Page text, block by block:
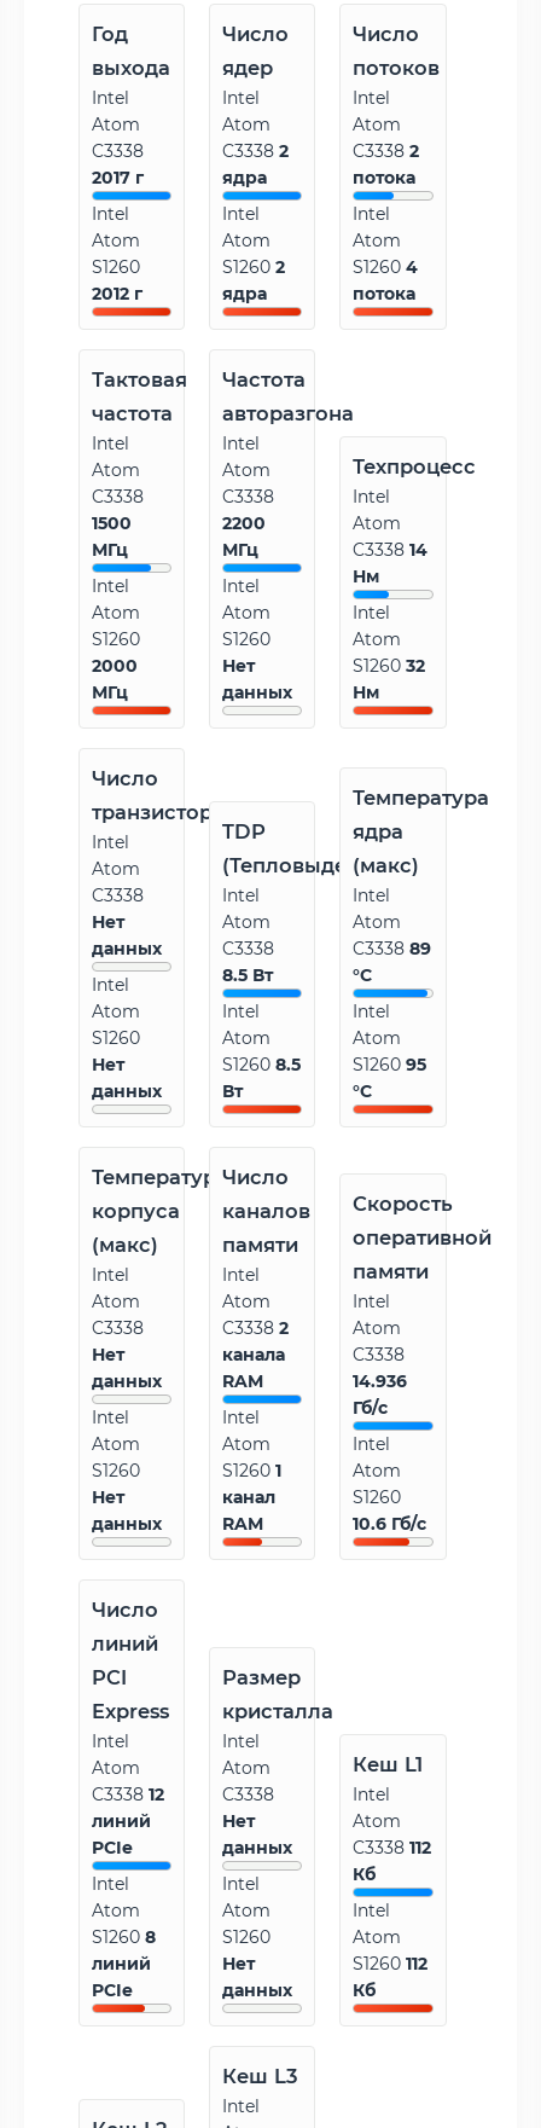
Год
выхода
Intel
Atom
C3338
2017 г
Intel
Atom
S1260
2012 г
Число
ядер
Intel
Atom
C33382
ядра
Intel
Atom
S12602
ядра
Число
потоков
Intel
Atom
C33382
потока
Intel
Atom
S12604
потока
Тактовая
частота
Intel
Atom
C3338
1500
МГц
Intel
Atom
S1260
2000
МГц
Частота
авторазгона
Intel
Atom
C3338
2200
МГц
Intel
Atom
S1260
Нет
данных
Техпроцесс
Intel
Atom
C333814
Нм
Intel
Atom
S126032
Нм
Число
транзисторов
Intel
Atom
C3338
Нет
данных
Intel
Atom
S1260
Нет
данных
TDP
(Тепловыделение)
Intel
Atom
C3338
8.5 Вт
Intel
Atom
S12608.5
Вт
Температура
ядра
(макс)
Intel
Atom
C333889
°C
Intel
Atom
S126095
°C
Температура
корпуса
(макс)
Intel
Atom
C3338
Нет
данных
Intel
Atom
S1260
Нет
данных
Число
каналов
памяти
Intel
Atom
C33382
канала
RAM
Intel
Atom
S12601
канал
RAM
Скорость
оперативной
памяти
Intel
Atom
C3338
14.936
Гб/с
Intel
Atom
S1260
10.6 Гб/с
Число
линий
PCI
Express
Intel
Atom
C3338 12
линий
PCIe
Intel
Atom
S1260 8
линий
PCIe
Размер
кристалла
Intel
Atom
C3338
Нет
данных
Intel
Atom
S1260
Нет
данных
Кеш L1
Intel
Atom
C3338112
Кб
Intel
Atom
S1260112
Кб
Кеш L3
Intel